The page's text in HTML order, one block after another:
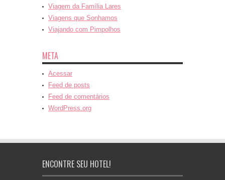
Viagem da Família Lares
Viagens que Sonhamos
Viajando com Pimpolhos
META
Acessar
Feed de posts
Feed de comentários
WordPress.org
ENCONTRE SEU HOTEL!